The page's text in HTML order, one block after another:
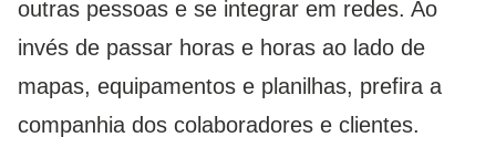
outras pessoas e se integrar em redes. Ao
invés de passar horas e horas ao lado de
mapas, equipamentos e planilhas, prefira a
companhia dos colaboradores e clientes.